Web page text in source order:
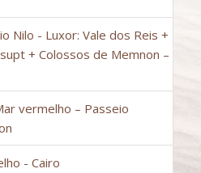
Nilo - Luxor: Vale dos Reis +
+ Colossos de Memnon –
vermelho – Passeio
- Cairo